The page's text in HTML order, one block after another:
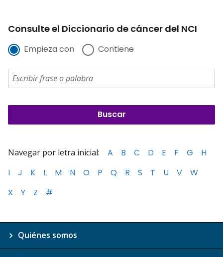
Consulte el Diccionario de cáncer del NCI
Empieza con Contiene
Navegar por letra inicial: A B C D E F G
H
I
J K L M N O P Q R S T U V
W
X
Y Z #
Quiénes somos